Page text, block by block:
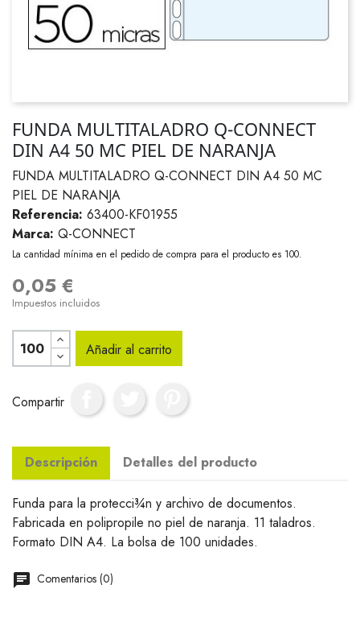
FUNDA MULTITALADRO Q-CONNECT
DIN A4 50 MC PIEL DE NARANJA
FUNDA MULTITALADRO Q-CONNECT DIN A4 50 MC
PIEL DE NARANJA
Referencia: 63400-KF01955
Marca: Q-CONNECT
La cantidad mínima en el pedido de compra para el producto es 100.
0,05 €
Impuestos incluidos
Añadir al carrito
Compartir
Descripción Detalles del producto
Funda para la protecci¾n y archivo de documentos.
Fabricada en polipropile no piel de naranja. 11 taladros.
Formato DIN A4. La bolsa de 100 unidades.
Comentarios (0)